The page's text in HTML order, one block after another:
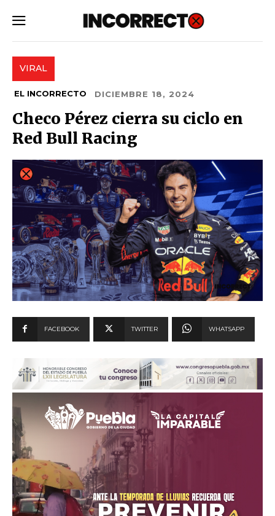
VIRAL
EL INCORRECTO DICIEMBRE 18, 2024
Checo Pérez cierra su ciclo en
Red Bull Racing
FACEBOOK TWITTER WHATSAPP